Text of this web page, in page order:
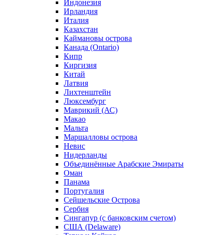
Индонезия
Ирландия
Италия
Казахстан
Каймановы острова
Канада (Ontario)
Кипр
Киргизия
Китай
Латвия
Лихтенштейн
Люксембург
Маврикий (АС)
Макао
Мальта
Маршалловы острова
Нeвис
Нидерланды
Объединённые Арабские Эмираты
Оман
Панама
Португалия
Сейшельские Острова
Сербия
Сингапур (c банковским счетом)
США (Delaware)